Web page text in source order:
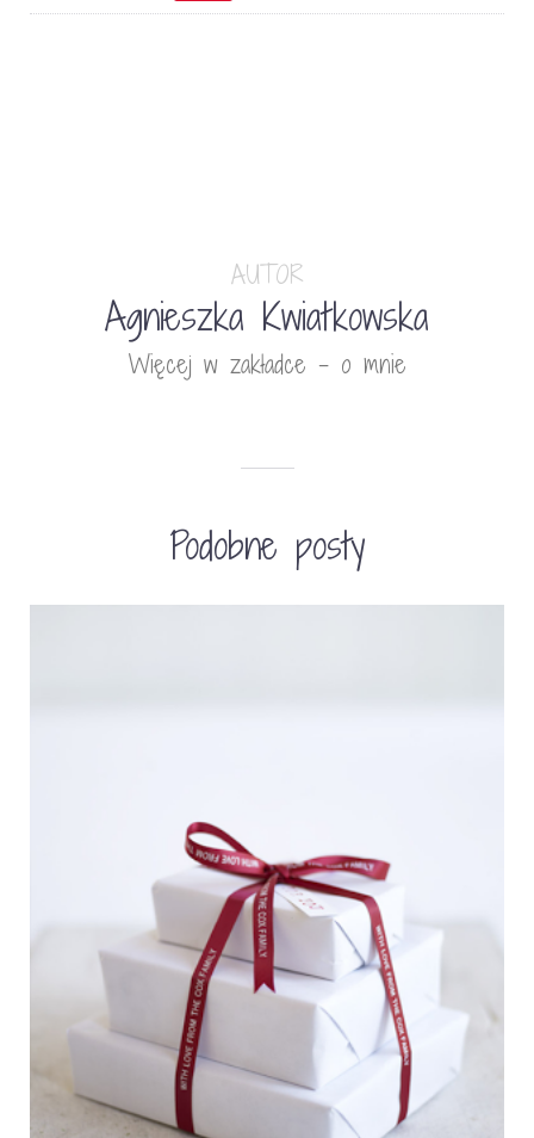
AUTOR
Agnieszka Kwiatkowska
Więcej w zakładce - o mnie
Podobne posty